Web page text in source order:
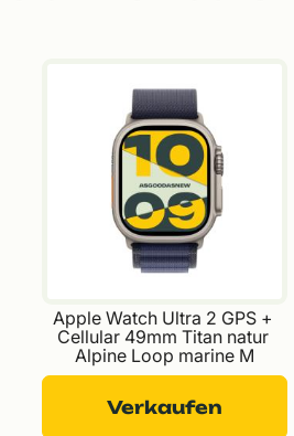
Apple Watch Ultra 2 GPS +
Cellular 49mm Titan natur
Alpine Loop marine M
Verkaufen